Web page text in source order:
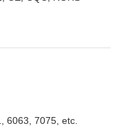
6063, 7075, etc.